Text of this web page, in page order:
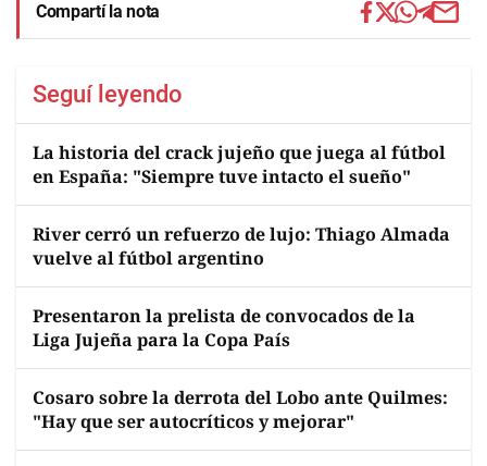
Compartí la nota
Seguí leyendo
La historia del crack jujeño que juega al fútbol
en España: "Siempre tuve intacto el sueño"
River cerró un refuerzo de lujo: Thiago Almada
vuelve al fútbol argentino
Presentaron la prelista de convocados de la
Liga Jujeña para la Copa País
Cosaro sobre la derrota del Lobo ante Quilmes:
"Hay que ser autocríticos y mejorar"